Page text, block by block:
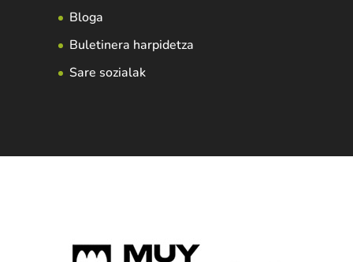
Bloga
Buletinera harpidetza
Sare sozialak